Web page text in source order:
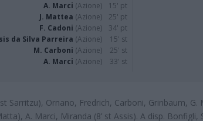
A. Marci (Azione)
15' pt
J. Mattea (Azione)
25' pt
F. Cadoni (Azione)
34' pt
da Silva Parreira (Azione)
15' st
M. Carboni (Azione)
25' st
A. Marci (Azione) 33' st
st Sarritzu), Ornano, Fredrich, Carboni, Grinbaum,
A. Marci, Miranda (8’ st Assis). A disp.